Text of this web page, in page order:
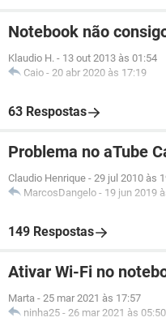
Notebook não
Klaudio H. - 13 out 2013 às 01:54
Caio - 20 abr 2020 às 17:19
63 Respostas
Problema no aTube
Claudio Henrique - 29 jul 2010 às
MarcosDangelo - 19 jun 2019
149 Respostas
Ativar Wi-Fi no
Marta - 25 mar 2021 às 17:57
ninha25 - 26 mar 2021 às 05:50